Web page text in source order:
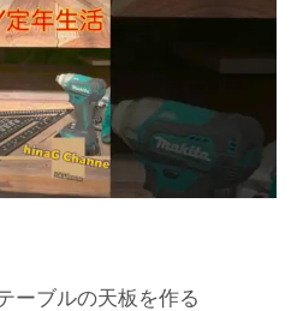
ーブルの天板を作る